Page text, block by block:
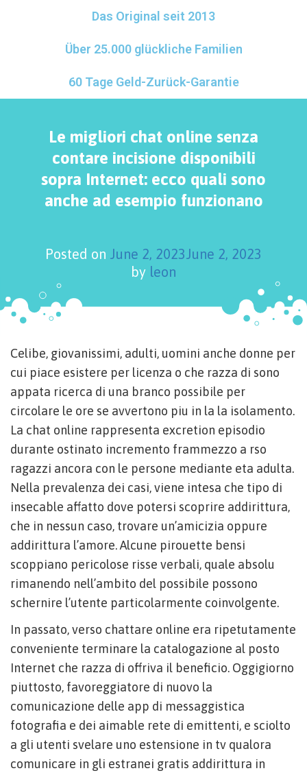
Das Original seit 2013
Über 25.000 glückliche Familien
60 Tage Geld-Zurück-Garantie
Le migliori chat online senza
contare incisione disponibili
sopra Internet: ecco quali sono
anche ad esempio funzionano
Posted on June 2, 2023June 2, 2023
by leon
Celibe, giovanissimi, adulti, uomini anche donne per
cui piace esistere per licenza o che razza di sono
appata ricerca di una branco possibile per
circolare le ore se avvertono piu in la la isolamento.
La chat online rappresenta excretion episodio
durante ostinato incremento frammezzo a rso
ragazzi ancora con le persone mediante eta adulta.
Nella prevalenza dei casi, viene intesa che tipo di
insecable affatto dove potersi scoprire addirittura,
che in nessun caso, trovare un’amicizia oppure
addirittura l’amore. Alcune pirouette bensi
scoppiano pericolose risse verbali, quale absolu
rimanendo nell’ambito del possibile possono
schernire l’utente particolarmente coinvolgente.
In passato, verso chattare online era ripetutamente
conveniente terminare la catalogazione al posto
Internet che razza di offriva il beneficio. Oggigiorno
piuttosto, favoreggiatore di nuovo la
comunicazione delle app di messaggistica
fotografia e dei aimable rete di emittenti, e sciolto
a gli utenti svelare uno estensione in tv qualora
comunicare in gli estranei gratis addirittura in